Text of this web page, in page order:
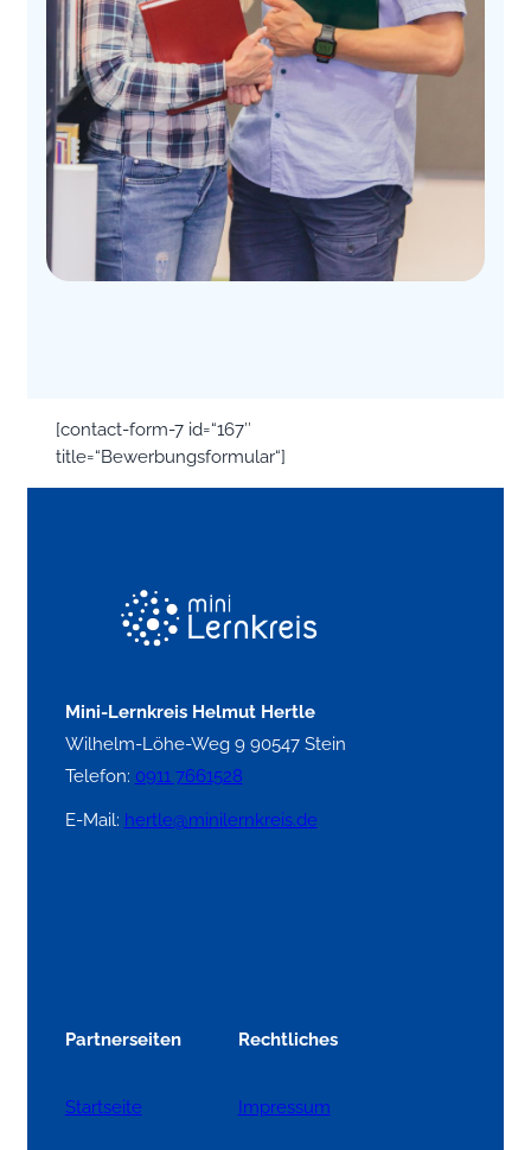
[contact-form-7 id=“167″
title=“Bewerbungsformular“]
Mini-Lernkreis Helmut Hertle
Wilhelm-Löhe-Weg 9 90547 Stein
Telefon: 0911 7661528
E-Mail: hertle@minilernkreis.de
Partnerseiten
Startseite
Rechtliches
Impressum